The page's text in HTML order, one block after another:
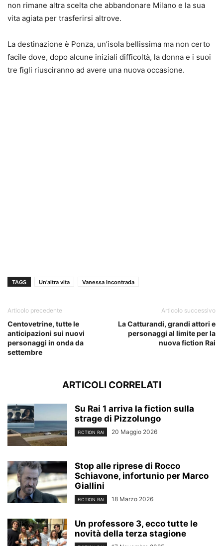
non rimane altra scelta che abbandonare Milano e la sua
vita agiata per trasferirsi altrove.
La destinazione è Ponza, un’isola bellissima ma non certo
facile dove, dopo alcune iniziali difficoltà, la donna e i suoi
tre figli riusciranno ad avere una nuova occasione.
TAGS Un'altra vita Vanessa Incontrada
Articolo precedente
Centovetrine, tutte le
anticipazioni sui nuovi
personaggi in onda da
settembre
Articolo successivo
La Catturandi, grandi attori e
personaggi al limite per la
nuova fiction Rai
ARTICOLI CORRELATI
Su Rai 1 arriva la fiction sulla
strage di Pizzolungo
FICTION RAI 20 Maggio 2026
Stop alle riprese di Rocco
Schiavone, infortunio per Marco
Giallini
FICTION RAI 18 Marzo 2026
Un professore 3, ecco tutte le
novità della terza stagione